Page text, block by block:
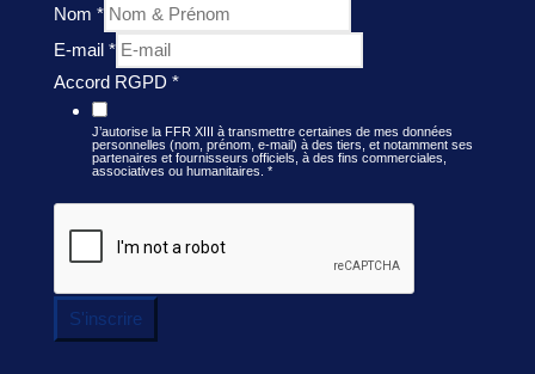
Nom *
E-mail *
Accord RGPD *
J’autorise la FFR XIII à transmettre certaines de mes données
personnelles (nom, prénom, e-mail) à des tiers, et notamment ses
partenaires et fournisseurs officiels, à des fins commerciales,
associatives ou humanitaires. *
S'inscrire